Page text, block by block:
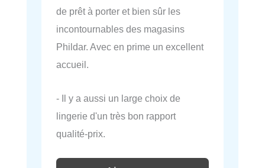
de prêt à porter et bien sûr les
incontournables des magasins
Phildar. Avec en prime un excellent
accueil.
- Il y a aussi un large choix de
lingerie d'un très bon rapport
qualité-prix.